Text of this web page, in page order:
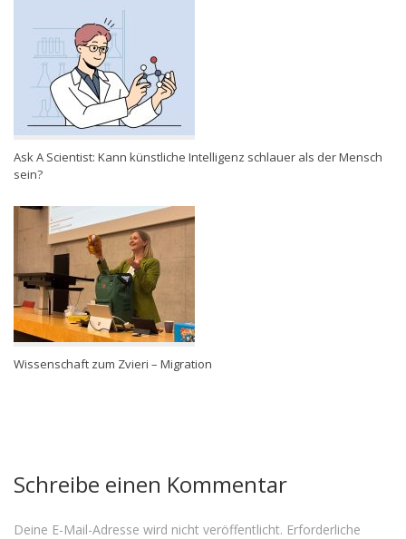
Ask A Scientist: Kann künstliche Intelligenz schlauer als der Mensch
sein?
Wissenschaft zum Zvieri – Migration
Schreibe einen Kommentar
Deine E-Mail-Adresse wird nicht veröffentlicht. Erforderliche